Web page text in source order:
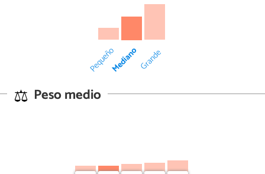
PequeñoMedianoGrande
Peso medio